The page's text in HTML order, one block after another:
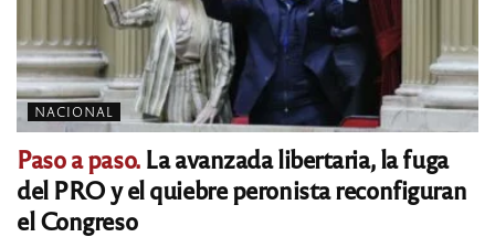
NACIONAL
Paso a paso.La avanzada libertaria, la fuga
del PRO y el quiebre peronista reconfiguran
el Congreso